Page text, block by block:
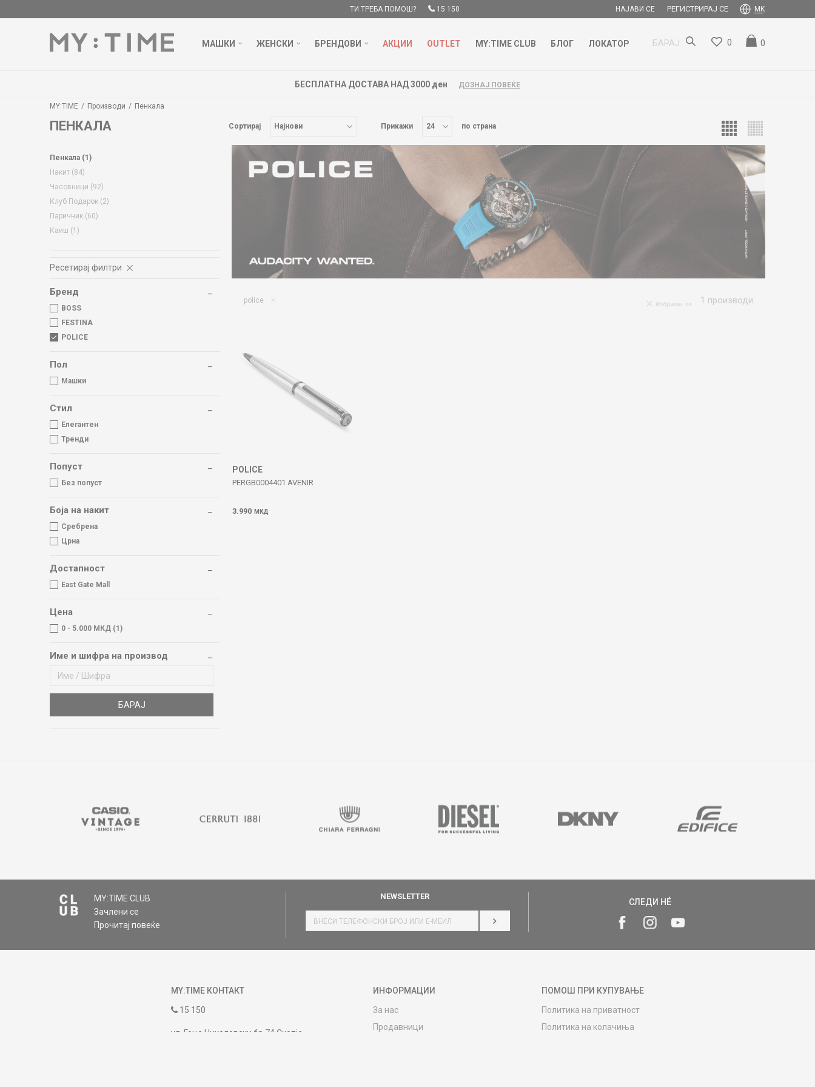
ТИ ТРЕБА ПОМОШ? 15 150 НАЈАВИ СЕ РЕГИСТРИРАЈ СЕ MK
МАШКИ ЖЕНСКИ БРЕНДОВИ АКЦИИ OUTLET MY:TIME CLUB БЛОГ ЛОКАТОР БАРАЈ 0
0
БЕСПЛАТНА ДОСТАВА НАД 3000 ден ДОЗНАЈ ПОВЕЌЕ
MY:TIME Производи Пенкала
ПЕНКАЛА Сортирај Прикажи по страна
Пенкала (1)
Накит (84)
Часовници (92)
Клуб Подарок (2)
Паричник (60)
Каиш (1)
Ресетирај филтри
Бренд
BOSS
FESTINA
POLICE
Пол
Машки
Стил
Елегантен
Тренди
Попуст
Без попуст
Боја на накит
Сребрена
Црна
Достапност
East Gate Mall
Цена
0 - 5.000 МКД (1)
Име и шифра на производ
БАРАЈ
police 1 производи
Избриши се
POLICE
PERGB0004401 AVENIR
3.990 МКД
MY:TIME CLUB
Зачлени се
Прочитај повеќе
NEWSLETTER
НАЈАВИ СЕ
СЛЕДИ НÉ
MY:TIME КОНТАКТ
15 150
ул. Гоце Николовски бр.74 Скопје
ИНФОРМАЦИИ
За нас
Продавници
ПОМОШ ПРИ КУПУВАЊЕ
Политика на приватност
Политика на колачиња